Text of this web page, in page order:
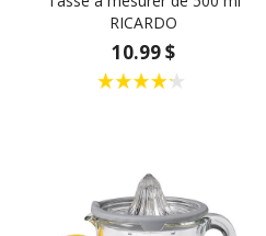
RICARDO
10.99 $